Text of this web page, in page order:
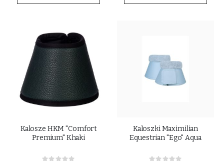
Kalosze HKM "Comfort
Premium" Khaki
Kaloszki Maximilian
Equestrian "Ego" Aqua